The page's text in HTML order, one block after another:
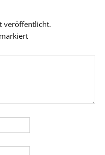
veröffentlicht.
markiert